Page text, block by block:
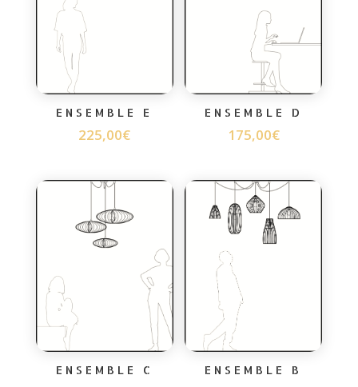
ENSEMBLE E
225,00€
ENSEMBLE D
175,00€
ENSEMBLE C ENSEMBLE B